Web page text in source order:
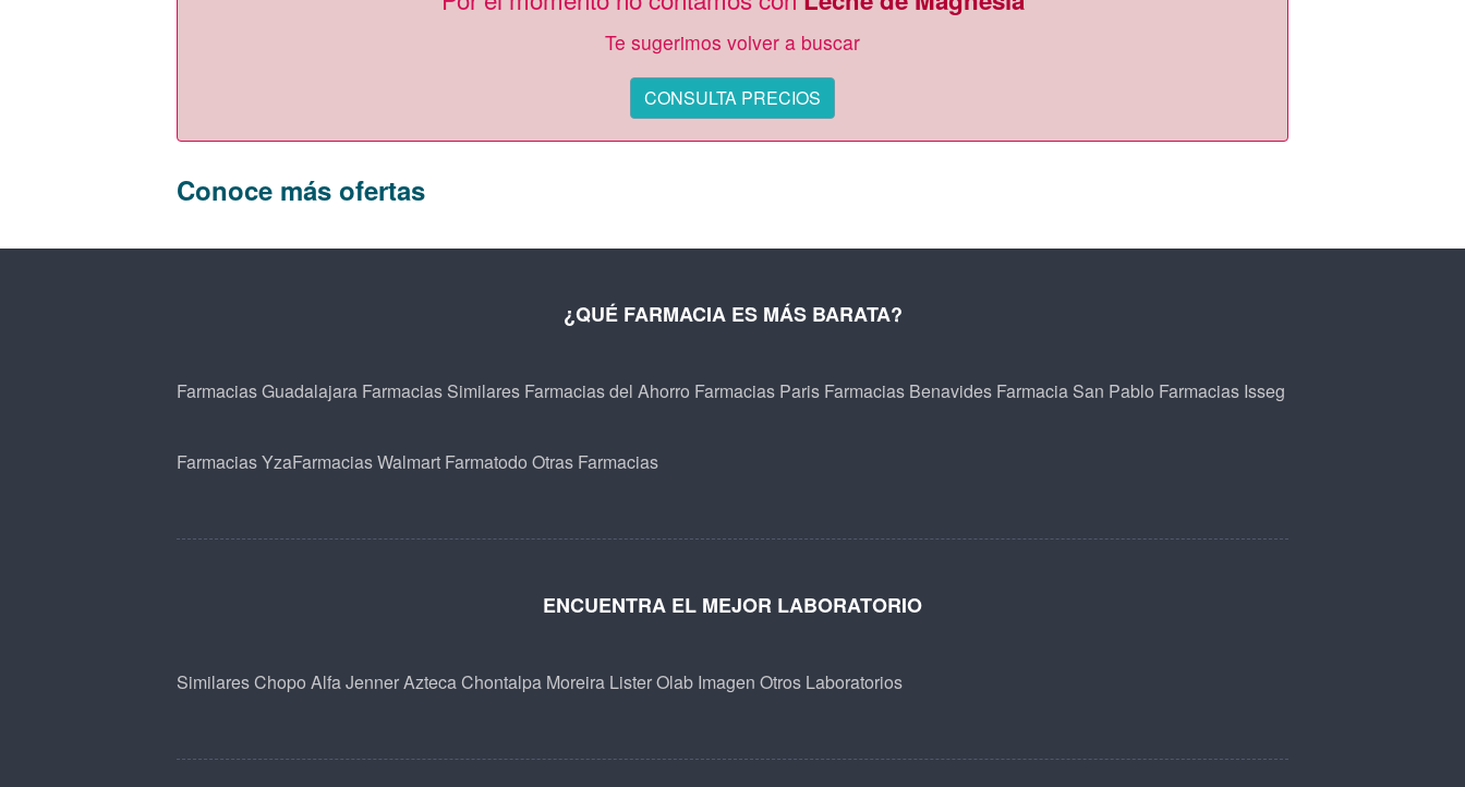
Te sugerimos volver a buscar
CONSULTA PRECIOS
Conoce más ofertas
¿QUÉ FARMACIA ES MÁS BARATA?
Farmacias Guadalajara Farmacias Similares Farmacias del Ahorro Farmacias Paris Farmacias Benavides Farmacia San Pablo Farmacias Isseg
Farmacias YzaFarmacias Walmart Farmatodo Otras Farmacias
ENCUENTRA EL MEJOR LABORATORIO
SimilaresChopo AlfaJennerAztecaChontalpa Moreira ListerOlab Imagen Otros Laboratorios